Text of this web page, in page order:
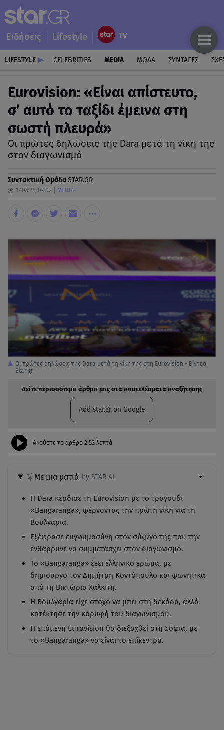
Ειδήσεις Lifestyle
LIFESTYLE CELEBRITIES MEDIA ΜΟΔΑ ΣΥΝΤΑΓΕΣ
Eurovision: «Είναι απίστευτο,
σ’ αυτό το ταξίδι έμεινα στη
σωστή πλευρά»
Οι πρώτες δηλώσεις της Dara μετά τη νίκη της
στον διαγωνισμό
Συντακτική ΟμάδαSTAR.GR
17.05.26, 09:02 MEDIA
Οι πρώτες δηλώσεις της Dara μετά τη νίκη της στη Eurovision - Βίντεο
Star.gr
Δείτε περισσότερα άρθρα μας στα αποτελέσματα αναζήτησης
Add star.gr on Google
Ακούστε το άρθρο 2:53 λεπτά
Με μια ματιά-by STAR AI
Η Dara κέρδισε τη Eurovision με το τραγούδι
«Bangaranga», φέρνοντας την πρώτη νίκη για τη
Βουλγαρία.
Εξέφρασε ευγνωμοσύνη στον σύζυγό της που την
ενθάρρυνε να συμμετάσχει στον διαγωνισμό.
Το «Bangaranga» έχει ελληνικό χρώμα, με
δημιουργό τον Δημήτρη Κοντόπουλο και φωνητικά
από τη Βικτώρια Χαλκίτη.
Η Βουλγαρία είχε στόχο να μπει στη δεκάδα, αλλά
κατέκτησε την κορυφή του διαγωνισμού.
Η επόμενη Eurovision θα διεξαχθεί στη Σόφια, με
το «Bangaranga» να είναι το επίκεντρο.